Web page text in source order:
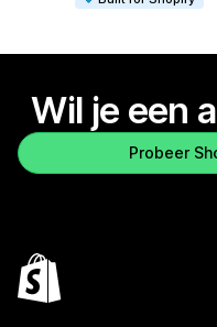
Wil je een
Probeer